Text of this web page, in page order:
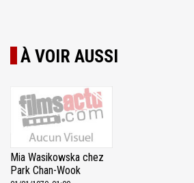
À VOIR AUSSI
Mia Wasikowska chez
Park Chan-Wook